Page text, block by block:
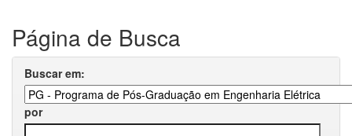
Página de Busca
Buscar em:
por